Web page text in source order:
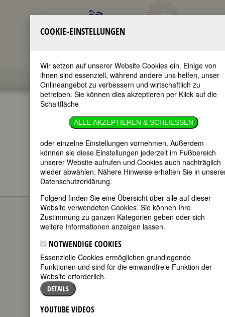
LUISE HENSEL
im ganzen Text
nur in Titeln
BIOGRAPHIEN Luise Hensel
(Luise Maria
Hensel)
geboren am
30. März 1798
in Linum bei
Fehrbellin,
Brandenburg
gestorben am
18. Dezember
1876 in
COOKIE-EINSTELLUNGEN
Wir setzen auf unserer Website Cookies ein. Einige von
ihnen sind essenziell, während andere uns helfen, unser
Onlineangebot zu verbessern und wirtschaftlich zu
betreiben. Sie können dies akzeptieren per Klick auf die
Schaltfläche
ALLE AKZEPTIEREN & SCHLIESSEN
oder einzelne Einstellungen vornehmen. Außerdem
können sie diese Einstellungen jederzeit im Fußbereich
unserer Website aufrufen und Cookies auch nachträglich
wieder abwählen. Nähere Hinweise erhalten Sie in
Datenschutzerklärung.
Folgend finden Sie eine Übersicht über alle auf dieser
Website verwendeten Cookies. Sie können Ihre
Zustimmung zu ganzen Kategorien geben oder sich
weitere Informationen anzeigen lassen.
NOTWENDIGE COOKIES
Essenzielle Cookies ermöglichen grundlegende
Funktionen und sind für die einwandfreie Funktion der
Website erforderlich.
DETAILS
YOUTUBE VIDEOS